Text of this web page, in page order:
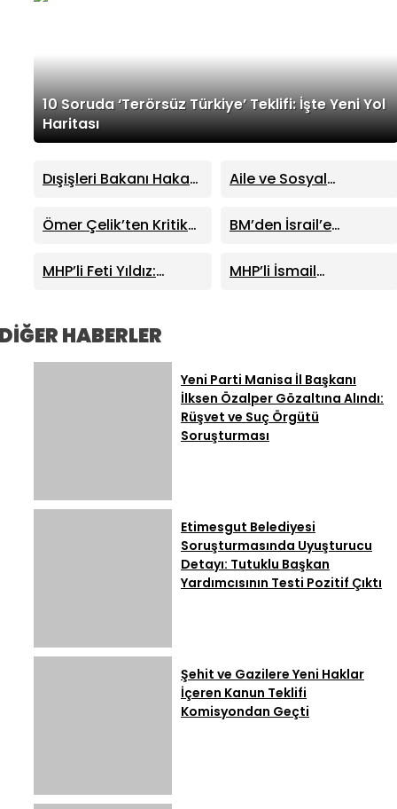
10 Soruda ‘Terörsüz Türkiye’ Teklifi: İşte Yeni Yol
Haritası
Dışişleri Bakanı Hakan
Mescid-i Aksa Uyarısı
Aile ve Sosyal
Göktaş’tan ‘Terörsüz
Türkiye’ Mesajı: “El
Ediyoruz”
Ömer Çelik’ten Kritik
En Önemli
Aşamasındayız”
BM’den İsrail’e
Lübnan’da Mansuri
Köyü İçin Tahliye Emri
MHP’li Feti Yıldız:
Gönderiyoruz”
MHP’li İsmail
Aldığı Talimatla
Muhalefet Ediyor”
HABERLER
Yeni Parti Manisa İl Başkanı
İlksen Özalper Gözaltına Alındı:
Rüşvet ve Suç Örgütü
Soruşturması
Etimesgut Belediyesi
Soruşturmasında Uyuşturucu
Detayı: Tutuklu Başkan
Yardımcısının Testi Pozitif Çıktı
Şehit ve Gazilere Yeni Haklar
İçeren Kanun Teklifi
Komisyondan Geçti